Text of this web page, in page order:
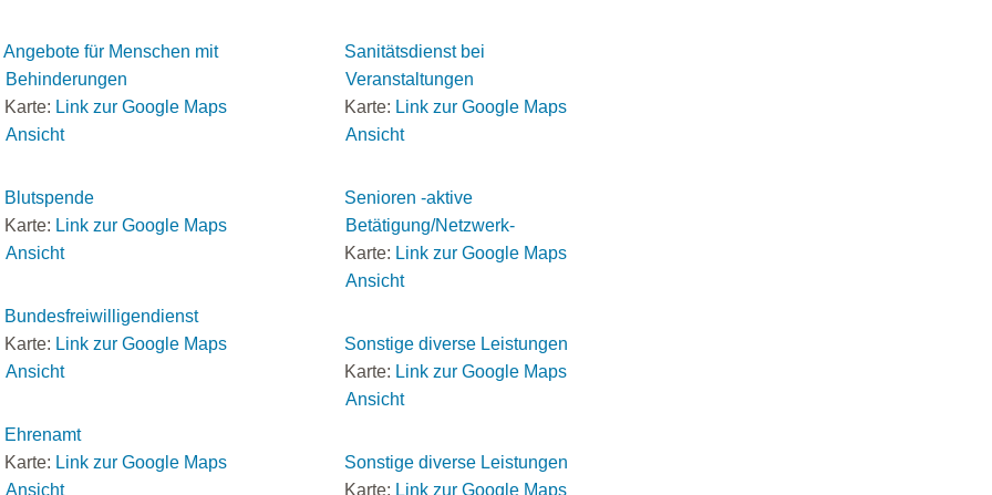
Angebote für Menschen mit
Behinderungen
Karte: Link zur Google Maps
Ansicht
Blutspende
Karte: Link zur Google Maps
Ansicht
Bundesfreiwilligendienst
Karte: Link zur Google Maps
Ansicht
Ehrenamt
Karte: Link zur Google Maps
Ansicht
Sanitätsdienst bei
Veranstaltungen
Karte: Link zur Google Maps
Ansicht
Senioren -aktive
Betätigung/Netzwerk-
Karte: Link zur Google Maps
Ansicht
Sonstige diverse Leistungen
Karte: Link zur Google Maps
Ansicht
Sonstige diverse Leistungen
Karte: Link zur Google Maps